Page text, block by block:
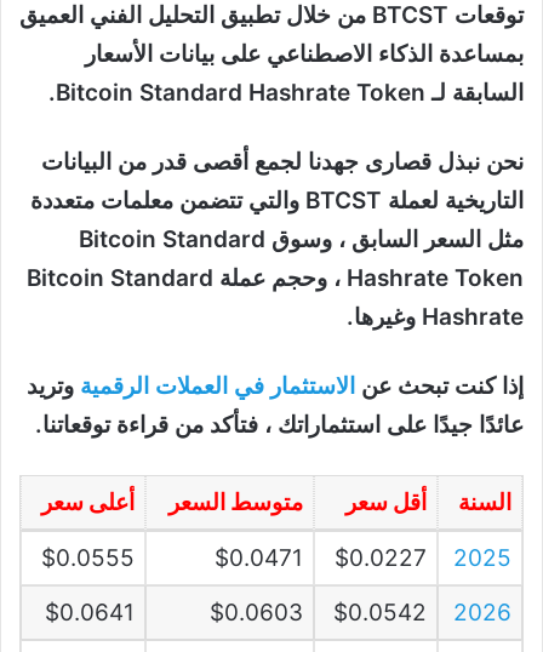
توقعات BTCST من خلال تطبيق التحليل الفني العميق
بمساعدة الذكاء الاصطناعي على بيانات الأسعار
السابقة لـ Bitcoin Standard Hashrate Token.
نحن نبذل قصارى جهدنا لجمع أقصى قدر من البيانات
التاريخية لعملة BTCST والتي تتضمن معلمات متعددة
مثل السعر السابق ، وسوق Bitcoin Standard
Hashrate Token ، وحجم عملة Bitcoin Standard
Hashrate وغيرها.
إذا كنت تبحث عن الاستثمار في العملات الرقمية وتريد
عائدًا جيدًا على استثماراتك ، فتأكد من قراءة توقعاتنا.
السنة أقل سعر متوسط السعر
أعلى سعر
2025
$0.0227
$0.0471
$0.0555
2026
$0.0542
$0.0603
$0.0641